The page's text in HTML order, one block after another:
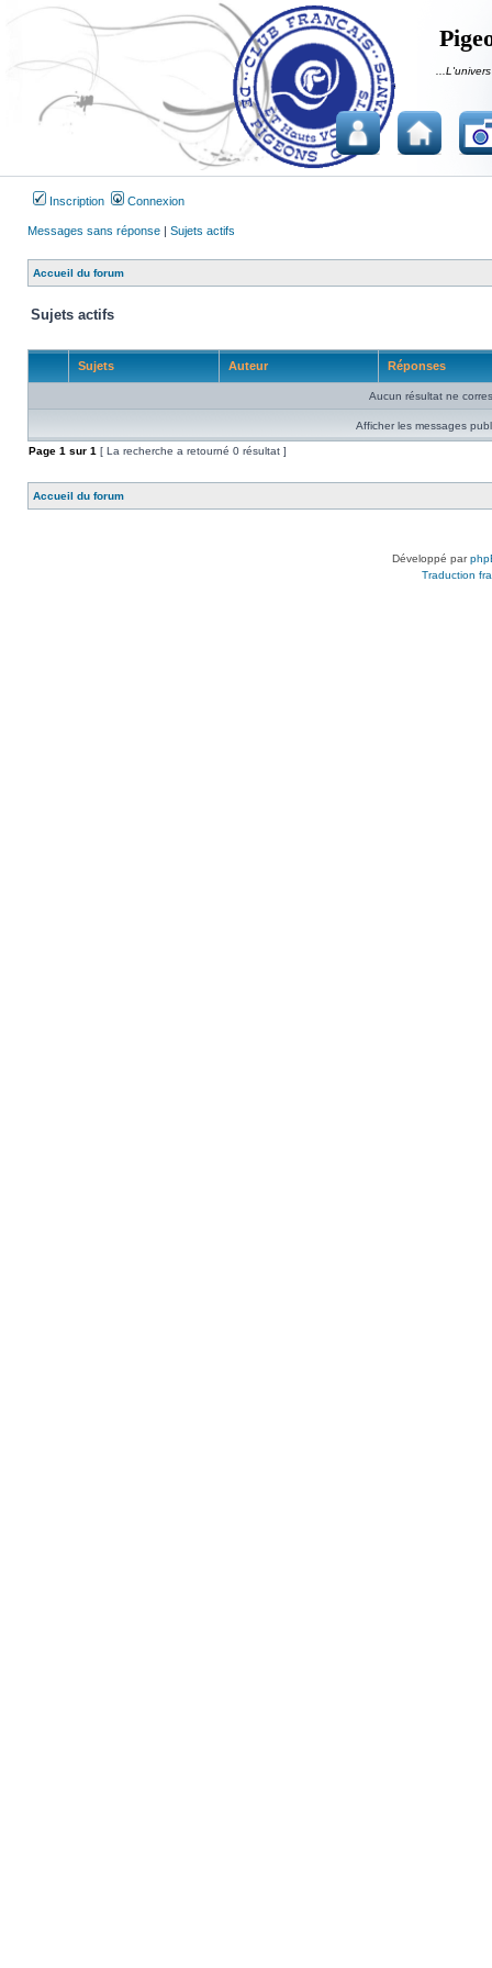
Inscription Connexion
Messages sans réponse | Sujets actifs
Accueil du forum
Sujets actifs
Sujets Auteur Réponses
Aucun résultat ne
Afficher les messages
Page 1 sur 1 [ La recherche a retourné 0 résultat ]
Accueil du forum
Développé par
Traduction